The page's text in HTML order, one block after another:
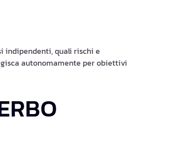
indipendenti, quali rischi e
autonomamente per obiettivi